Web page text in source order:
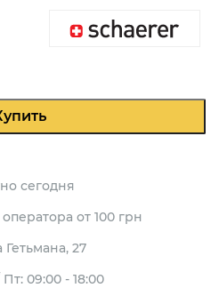
сегодня
от 100 грн
27
09:00 - 18:00